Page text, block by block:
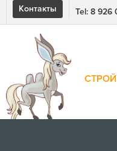
Контакты Tel: 8 926
СТРОЙ